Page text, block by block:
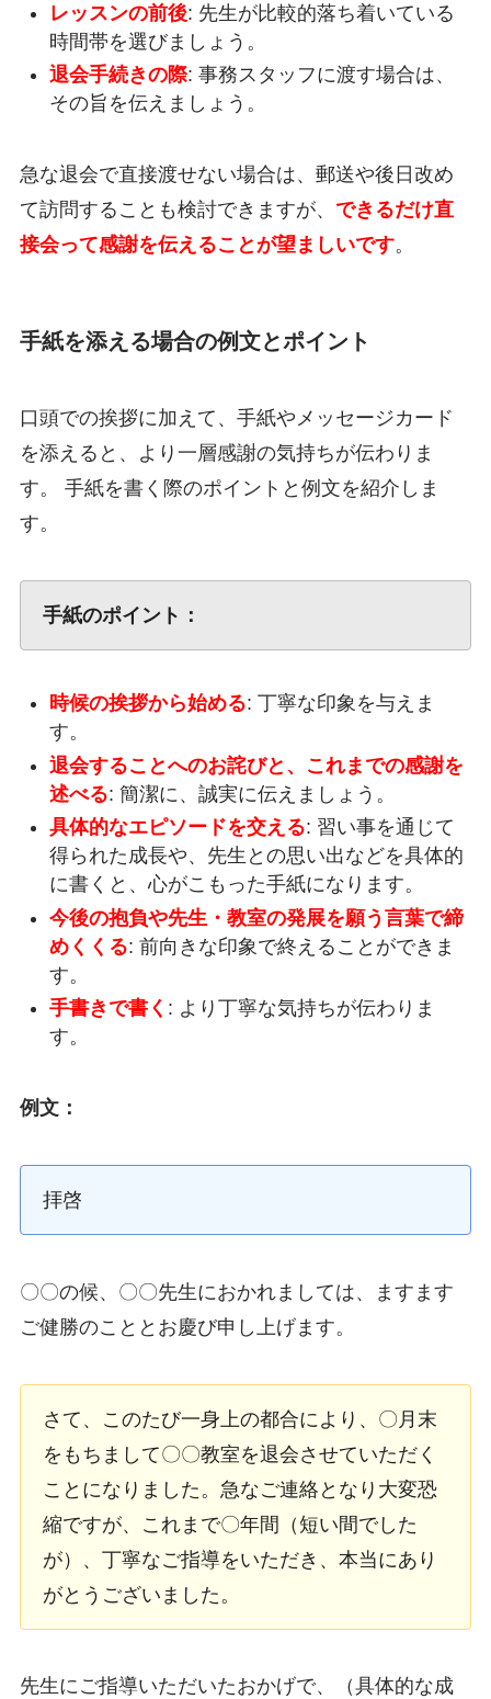
レッスンの前後: 先生が比較的落ち着いている
時間帯を選びましょう。
退会手続きの際: 事務スタッフに渡す場合は、
その旨を伝えましょう。
急な退会で直接渡せない場合は、郵送や後日改め
て訪問することも検討できますが、 できるだけ直
接会って感謝を伝えることが望ましいです。
手紙を添える場合の例文とポイント
口頭での挨拶に加えて、手紙やメッセージカード
を添えると、より一層感謝の気持ちが伝わりま
す。 手紙を書く際のポイントと例文を紹介しま
す。
手紙のポイント：
時候の挨拶から始める: 丁寧な印象を与えま
す。
退会することへのお詫びと、これまでの感謝を
述べる: 簡潔に、誠実に伝えましょう。
具体的なエピソードを交える: 習い事を通じて
得られた成長や、先生との思い出などを具体的
に書くと、心がこもった手紙になります。
今後の抱負や先生・教室の発展を願う言葉で締
めくくる: 前向きな印象で終えることができま
す。
手書きで書く : より丁寧な気持ちが伝わりま
す。
例文：
拝啓
〇〇の候、〇〇先生におかれましては、ますます
ご健勝のこととお慶び申し上げます。
さて、このたび一身上の都合により、〇月末
をもちまして〇〇教室を退会させていただく
ことになりました。急なご連絡となり大変恐
縮ですが、これまで〇年間（短い間でした
が）、丁寧なご指導をいただき、本当にあり
がとうございました。
先生にご指導いただいたおかげで、（具体的な成